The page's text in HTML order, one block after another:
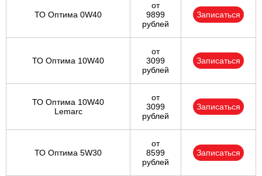
ТО Оптима 0W40
от
9899
рублей
Записаться
ТО Оптима 10W40
от
3099
рублей
Записаться
ТО Оптима 10W40
Lemarc
от
3099
рублей
Записаться
ТО Оптима 5W30
от
8599
рублей
Записаться